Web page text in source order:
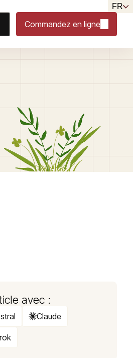
Commandez en ligne
FR
avec :
Claude